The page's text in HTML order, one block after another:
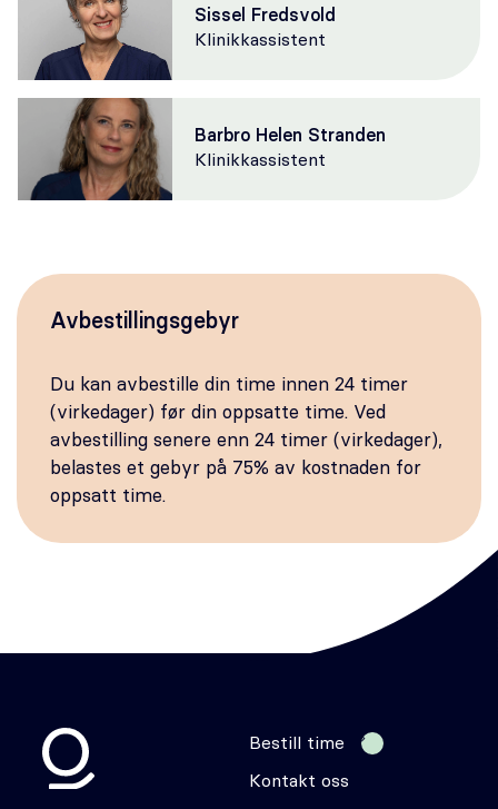
Sissel Fredsvold
Klinikkassistent
Barbro Helen Stranden
Klinikkassistent
Avbestillingsgebyr
Du kan avbestille din time innen 24 timer
(virkedager) før din oppsatte time. Ved
avbestilling senere enn 24 timer (virkedager),
belastes et gebyr på 75% av kostnaden for
oppsatt time.
Bestill time
Kontakt oss